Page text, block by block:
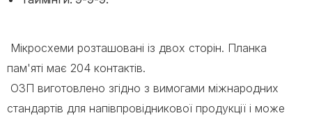
Мікросхеми розташовані із двох сторін. Планка
пам'яті має 204 контактів.
ОЗП виготовлено згідно з вимогами міжнародних
стандартів для напівпровідникової продукції і може